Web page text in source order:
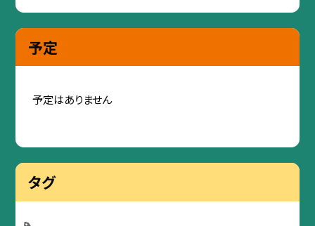
予定
予定はありません
タグ